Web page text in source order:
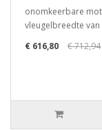
onomkeerbare
vleugelbreedte
€ 616,80
€ 712,94